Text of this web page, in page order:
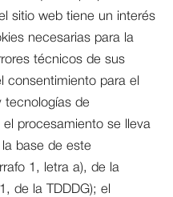
sitio web tiene un interés
necesarias para la
técnicos de sus
consentimiento para el
tecnologías de
procesamiento se lleva
base de este
1, letra a), de la
de la TDDDG); el